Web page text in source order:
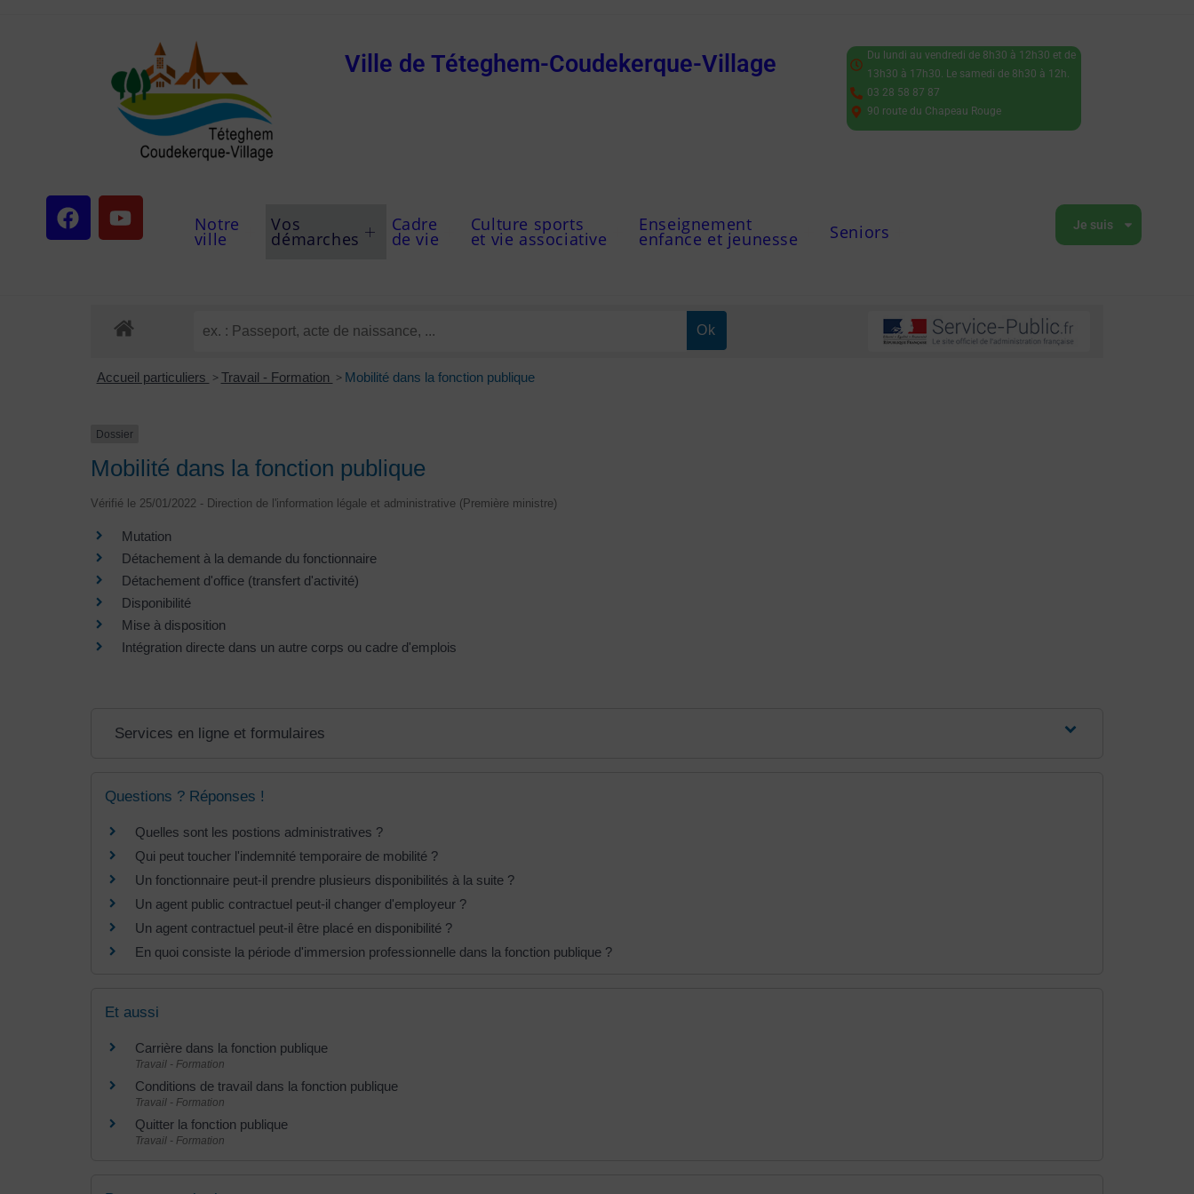
Ville de Téteghem-Coudekerque-Village
Du lundi au vendredi de 8h30 à 12h30 et de
13h30 à 17h30. Le samedi de 8h30 à 12h.
03 28 58 87 87
90 route du Chapeau Rouge
Notre
ville
Vos
démarches
Cadre
de vie
Culture sports
et vie associative
Enseignement
enfance et jeunesse Seniors Je suis
Accueil particuliers > Travail - Formation > Mobilité dans la fonction publique
Dossier
Mobilité dans la fonction publique
Vérifié le 25/01/2022 - Direction de l'information légale et administrative (Première ministre)
Mutation
Détachement à la demande du fonctionnaire
Détachement d'office (transfert d'activité)
Disponibilité
Mise à disposition
Intégration directe dans un autre corps ou cadre d'emplois
Services en ligne et formulaires
Questions ? Réponses !
Quelles sont les postions administratives ?
Qui peut toucher l'indemnité temporaire de mobilité ?
Un fonctionnaire peut-il prendre plusieurs disponibilités à la suite ?
Un agent public contractuel peut-il changer d'employeur ?
Un agent contractuel peut-il être placé en disponibilité ?
En quoi consiste la période d'immersion professionnelle dans la fonction publique ?
Et aussi
Carrière dans la fonction publique
Travail - Formation
Conditions de travail dans la fonction publique
Travail - Formation
Quitter la fonction publique
Travail - Formation